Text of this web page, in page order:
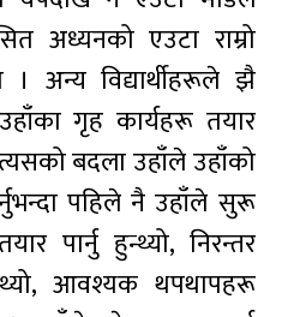
अध्यनको एउटा राम्रो
। अन्य विद्यार्थीहरूले झै
गृह कार्यहरू तयार
बदला उहाँले उहाँको
पहिले नै उहाँले सुरू
पार्नु हुन्थ्यो, निरन्तर
आवश्यक थपथापहरू